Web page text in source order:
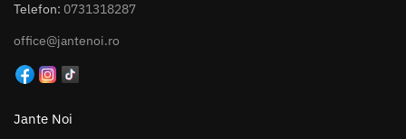
Telefon: 0731318287
office@jantenoi.ro
Jante Noi